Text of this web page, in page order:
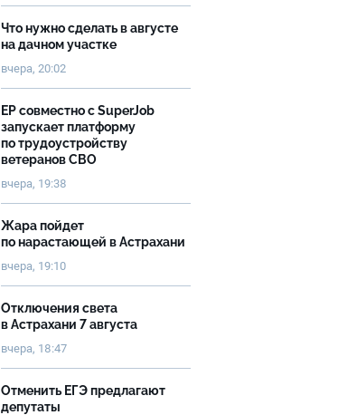
Что нужно сделать в августе
на дачном участке
вчера, 20:02
ЕР совместно с SuperJob
запускает платформу
по трудоустройству
ветеранов СВО
вчера, 19:38
Жара пойдет
по нарастающей в Астрахани
вчера, 19:10
Отключения света
в Астрахани 7 августа
вчера, 18:47
Отменить ЕГЭ предлагают
депутаты